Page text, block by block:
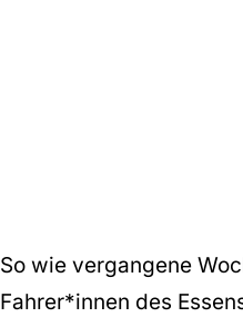
So wie vergangene
Fahrer*innen des